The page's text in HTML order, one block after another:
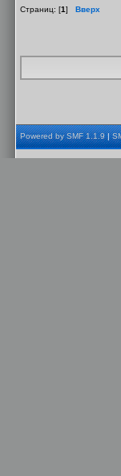
Страниц: [1] Вверх
Powered by SMF 1.1.9|